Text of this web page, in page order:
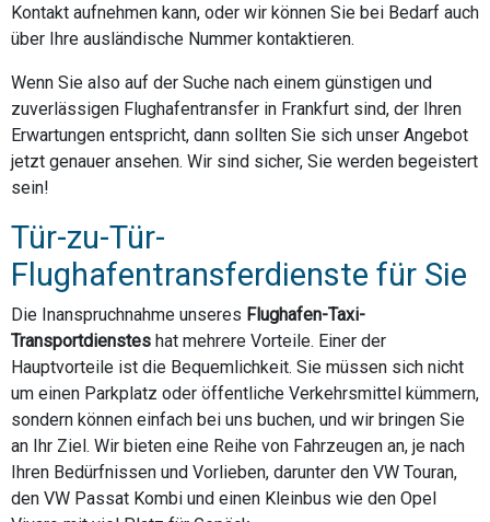
Kontakt aufnehmen kann, oder wir können Sie bei Bedarf auch
über Ihre ausländische Nummer kontaktieren.
Wenn Sie also auf der Suche nach einem günstigen und
zuverlässigen Flughafentransfer in Frankfurt sind, der Ihren
Erwartungen entspricht, dann sollten Sie sich unser Angebot
jetzt genauer ansehen. Wir sind sicher, Sie werden begeistert
sein!
Tür-zu-Tür-
Flughafentransferdienste für Sie
Die Inanspruchnahme unseres Flughafen-Taxi-
Transportdienstes hat mehrere Vorteile. Einer der
Hauptvorteile ist die Bequemlichkeit. Sie müssen sich nicht
um einen Parkplatz oder öffentliche Verkehrsmittel kümmern,
sondern können einfach bei uns buchen, und wir bringen Sie
an Ihr Ziel. Wir bieten eine Reihe von Fahrzeugen an, je nach
Ihren Bedürfnissen und Vorlieben, darunter den VW Touran,
den VW Passat Kombi und einen Kleinbus wie den Opel